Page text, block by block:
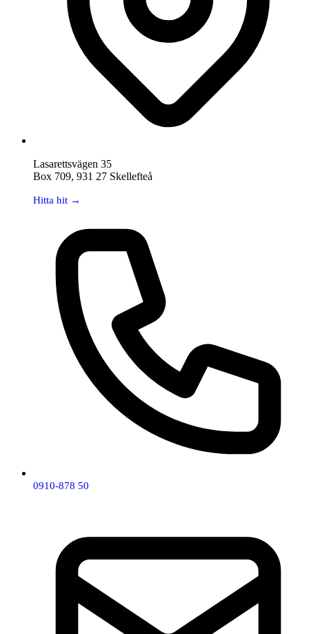
Lasarettsvägen 35
Box 709, 931 27 Skellefteå
Hitta hit →
0910-878 50